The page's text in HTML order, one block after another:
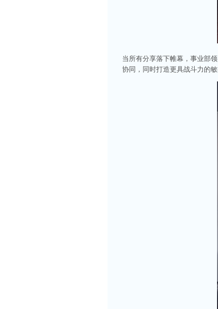
当所有分享落下帷幕，事业部
协同，同时打造更具战斗力的